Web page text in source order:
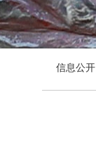
信息公开